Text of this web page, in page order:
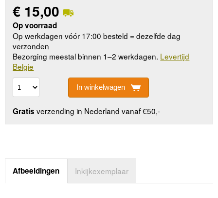
€ 15,00
Op voorraad
Op werkdagen vóór 17:00 besteld = dezelfde dag
verzonden
Bezorging meestal binnen 1–2 werkdagen. Levertijd
Belgie
In winkelwagen
Gratis verzending in Nederland vanaf €50,-
Afbeeldingen Inkijkexemplaar